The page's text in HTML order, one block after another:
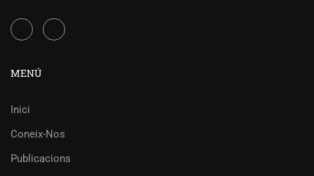
MENÚ
Inici
Coneix-Nos
Publicacions